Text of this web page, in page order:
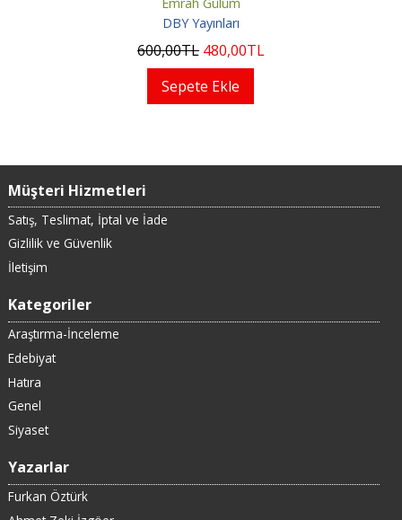
Emrah Gülüm
DBY Yayınları
600,00TL 480,00TL
Sepete Ekle
Müşteri Hizmetleri
Satış, Teslimat, İptal ve İade
Gizlilik ve Güvenlik
İletişim
Kategoriler
Araştırma-İnceleme
Edebiyat
Hatıra
Genel
Siyaset
Yazarlar
Furkan Öztürk